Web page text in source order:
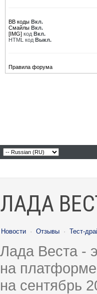
BB коды Вкл.
Смайлы Вкл.
[IMG] код Вкл.
HTML код Выкл.
Правила форума
ЛАДА
Новости · Отзывы · Тест-
Лада Веста -
на
на сентябрь